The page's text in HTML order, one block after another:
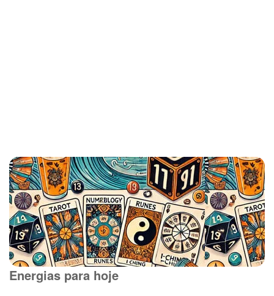
Energias para hoje